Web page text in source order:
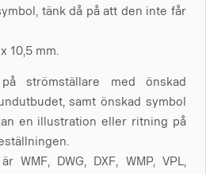
tänk då på att den inte får
10,5 mm.
strömställare med önskad
samt önskad symbol
en illustration eller ritning på
WMF, DWG, DXF, WMP, VPL,